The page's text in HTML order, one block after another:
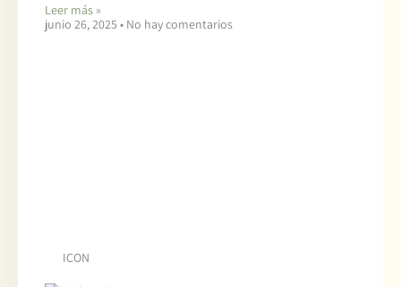
Leer más »
junio 26, 2025
No hay comentarios
ICON